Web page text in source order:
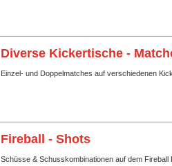
Diverse Kickertische -
Einzel- und Doppelmatches auf verschiedenen
Fireball - Shots
Schüsse & Schusskombinationen auf dem Fireball